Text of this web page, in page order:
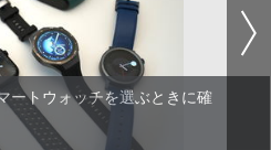
ートウォッチを選ぶときに確